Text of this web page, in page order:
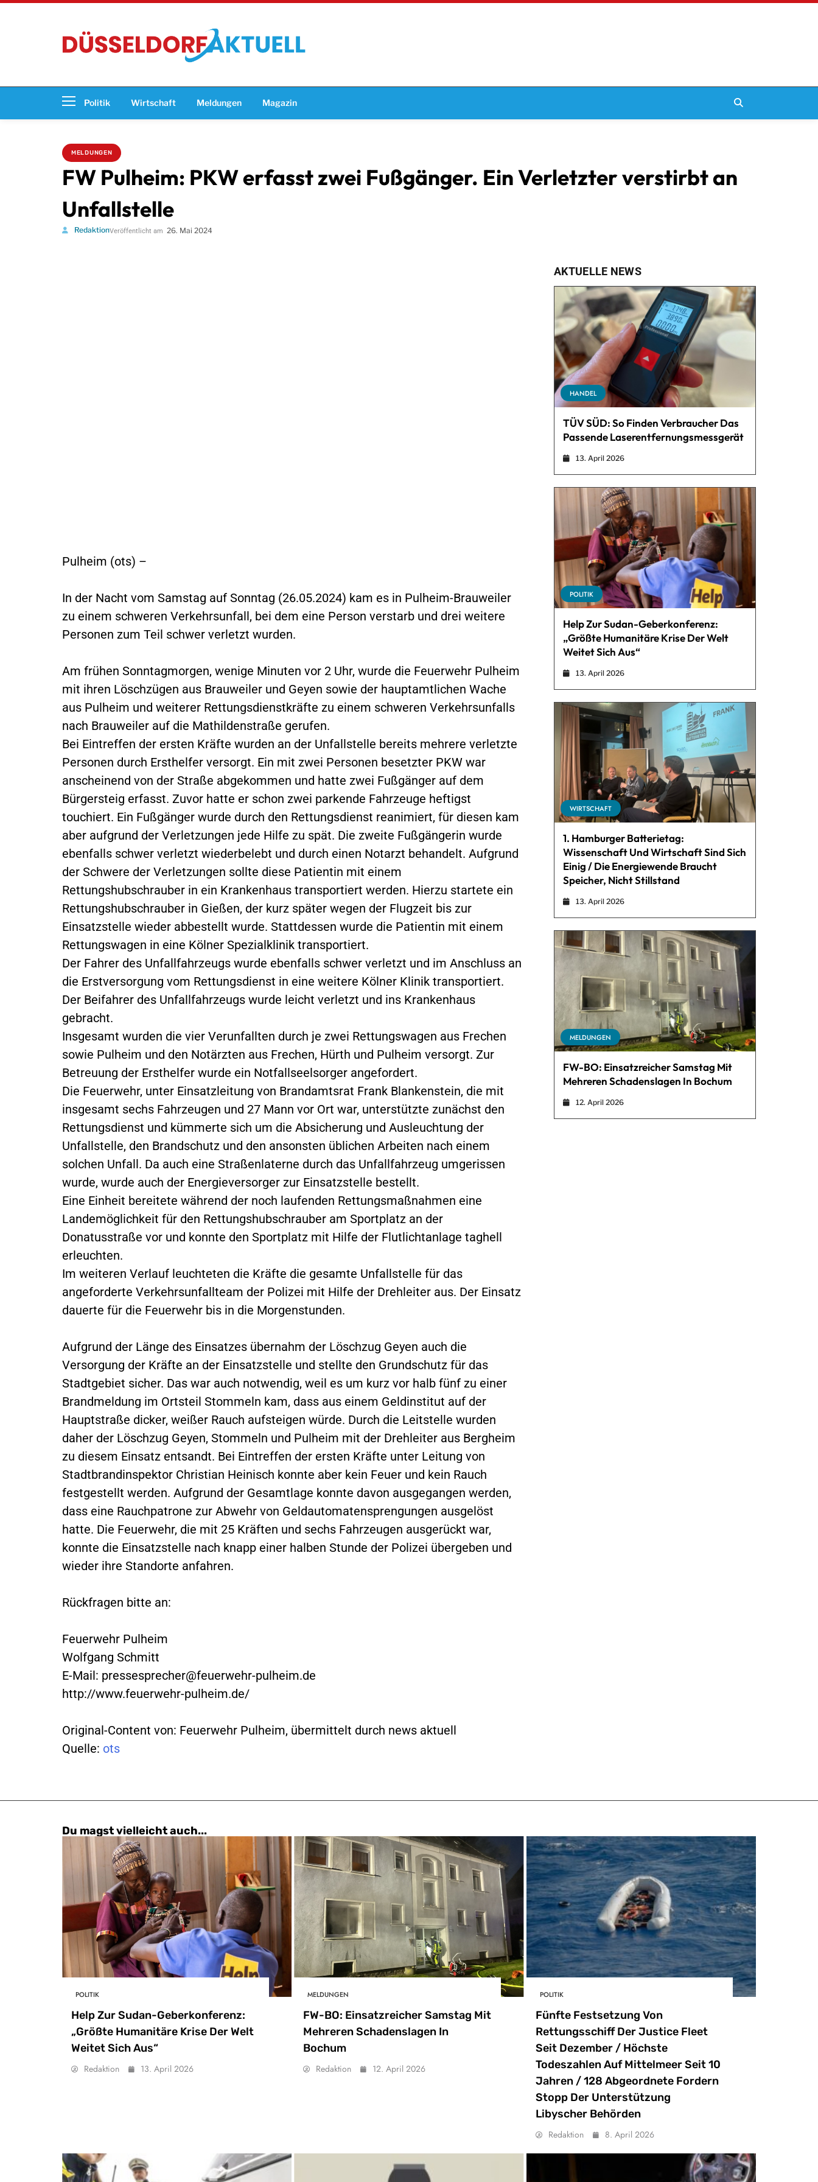
Politik Wirtschaft Meldungen Magazin
MELDUNGEN
FW Pulheim: PKW erfasst zwei Fußgänger. Ein Verletzter verstirbt an
Unfallstelle
RedaktionVeröffentlicht am 26. Mai 2024
Pulheim (ots) –
In der Nacht vom Samstag auf Sonntag (26.05.2024) kam es in Pulheim-Brauweiler
zu einem schweren Verkehrsunfall, bei dem eine Person verstarb und drei weitere
Personen zum Teil schwer verletzt wurden.
Am frühen Sonntagmorgen, wenige Minuten vor 2 Uhr, wurde die Feuerwehr Pulheim
mit ihren Löschzügen aus Brauweiler und Geyen sowie der hauptamtlichen Wache
aus Pulheim und weiterer Rettungsdienstkräfte zu einem schweren Verkehrsunfalls
nach Brauweiler auf die Mathildenstraße gerufen.
Bei Eintreffen der ersten Kräfte wurden an der Unfallstelle bereits mehrere verletzte
Personen durch Ersthelfer versorgt. Ein mit zwei Personen besetzter PKW war
anscheinend von der Straße abgekommen und hatte zwei Fußgänger auf dem
Bürgersteig erfasst. Zuvor hatte er schon zwei parkende Fahrzeuge heftigst
touchiert. Ein Fußgänger wurde durch den Rettungsdienst reanimiert, für diesen kam
aber aufgrund der Verletzungen jede Hilfe zu spät. Die zweite Fußgängerin wurde
ebenfalls schwer verletzt wiederbelebt und durch einen Notarzt behandelt. Aufgrund
der Schwere der Verletzungen sollte diese Patientin mit einem
Rettungshubschrauber in ein Krankenhaus transportiert werden. Hierzu startete ein
Rettungshubschrauber in Gießen, der kurz später wegen der Flugzeit bis zur
Einsatzstelle wieder abbestellt wurde. Stattdessen wurde die Patientin mit einem
Rettungswagen in eine Kölner Spezialklinik transportiert.
Der Fahrer des Unfallfahrzeugs wurde ebenfalls schwer verletzt und im Anschluss an
die Erstversorgung vom Rettungsdienst in eine weitere Kölner Klinik transportiert.
Der Beifahrer des Unfallfahrzeugs wurde leicht verletzt und ins Krankenhaus
gebracht.
Insgesamt wurden die vier Verunfallten durch je zwei Rettungswagen aus Frechen
sowie Pulheim und den Notärzten aus Frechen, Hürth und Pulheim versorgt. Zur
Betreuung der Ersthelfer wurde ein Notfallseelsorger angefordert.
Die Feuerwehr, unter Einsatzleitung von Brandamtsrat Frank Blankenstein, die mit
insgesamt sechs Fahrzeugen und 27 Mann vor Ort war, unterstützte zunächst den
Rettungsdienst und kümmerte sich um die Absicherung und Ausleuchtung der
Unfallstelle, den Brandschutz und den ansonsten üblichen Arbeiten nach einem
solchen Unfall. Da auch eine Straßenlaterne durch das Unfallfahrzeug umgerissen
wurde, wurde auch der Energieversorger zur Einsatzstelle bestellt.
Eine Einheit bereitete während der noch laufenden Rettungsmaßnahmen eine
Landemöglichkeit für den Rettungshubschrauber am Sportplatz an der
Donatusstraße vor und konnte den Sportplatz mit Hilfe der Flutlichtanlage taghell
erleuchten.
Im weiteren Verlauf leuchteten die Kräfte die gesamte Unfallstelle für das
angeforderte Verkehrsunfallteam der Polizei mit Hilfe der Drehleiter aus. Der Einsatz
dauerte für die Feuerwehr bis in die Morgenstunden.
Aufgrund der Länge des Einsatzes übernahm der Löschzug Geyen auch die
Versorgung der Kräfte an der Einsatzstelle und stellte den Grundschutz für das
Stadtgebiet sicher. Das war auch notwendig, weil es um kurz vor halb fünf zu einer
Brandmeldung im Ortsteil Stommeln kam, dass aus einem Geldinstitut auf der
Hauptstraße dicker, weißer Rauch aufsteigen würde. Durch die Leitstelle wurden
daher der Löschzug Geyen, Stommeln und Pulheim mit der Drehleiter aus Bergheim
zu diesem Einsatz entsandt. Bei Eintreffen der ersten Kräfte unter Leitung von
Stadtbrandinspektor Christian Heinisch konnte aber kein Feuer und kein Rauch
festgestellt werden. Aufgrund der Gesamtlage konnte davon ausgegangen werden,
dass eine Rauchpatrone zur Abwehr von Geldautomatensprengungen ausgelöst
hatte. Die Feuerwehr, die mit 25 Kräften und sechs Fahrzeugen ausgerückt war,
konnte die Einsatzstelle nach knapp einer halben Stunde der Polizei übergeben und
wieder ihre Standorte anfahren.
Rückfragen bitte an:
Feuerwehr Pulheim
Wolfgang Schmitt
E-Mail: pressesprecher@feuerwehr-pulheim.de
http://www.feuerwehr-pulheim.de/
Original-Content von: Feuerwehr Pulheim, übermittelt durch news aktuell
Quelle: ots
AKTUELLE NEWS
HANDEL
TÜV SÜD: So Finden Verbraucher Das
Passende Laserentfernungsmessgerät
13. April 2026
POLITIK
Help Zur Sudan-Geberkonferenz:
„Größte Humanitäre Krise Der Welt
Weitet Sich Aus“
13. April 2026
WIRTSCHAFT
1. Hamburger Batterietag:
Wissenschaft Und Wirtschaft Sind Sich
Einig / Die Energiewende Braucht
Speicher, Nicht Stillstand
13. April 2026
MELDUNGEN
FW-BO: Einsatzreicher Samstag Mit
Mehreren Schadenslagen In Bochum
12. April 2026
Du magst vielleicht auch...
POLITIK
Help Zur Sudan-Geberkonferenz:
„Größte Humanitäre Krise Der Welt
Weitet Sich Aus“
Redaktion 13. April 2026
MELDUNGEN
FW-BO: Einsatzreicher Samstag Mit
Mehreren Schadenslagen In
Bochum
Redaktion 12. April 2026
POLITIK
Fünfte Festsetzung Von
Rettungsschiff Der Justice Fleet
Seit Dezember / Höchste
Todeszahlen Auf Mittelmeer Seit 10
Jahren / 128 Abgeordnete Fordern
Stopp Der Unterstützung
Libyscher Behörden
Redaktion 8. April 2026